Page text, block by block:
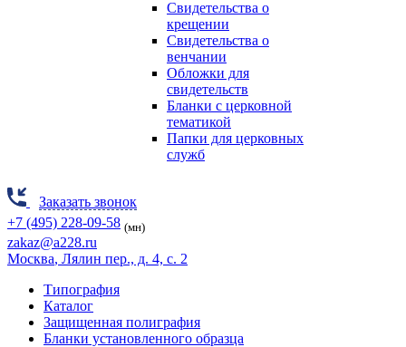
Свидетельства о
крещении
Свидетельства о
венчании
Обложки для
свидетельств
Бланки с церковной
тематикой
Папки для церковных
служб
Заказать звонок
+7 (495) 228-09-58 (мн)
zakaz@a228.ru
Москва, Лялин пер., д. 4, с. 2
Типография
Каталог
Защищенная полиграфия
Бланки установленного образца